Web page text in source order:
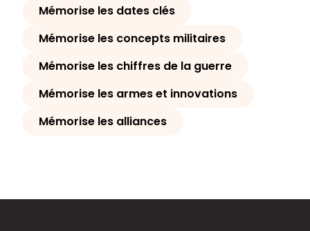
Mémorise les dates clés
Mémorise les concepts militaires
Mémorise les chiffres de la guerre
Mémorise les armes et innovations
Mémorise les alliances